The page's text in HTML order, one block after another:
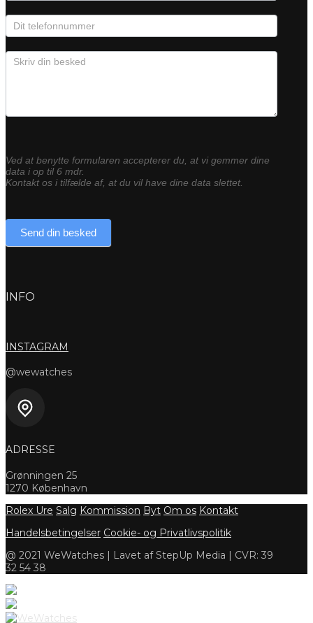
Ved at benytte formularen accepterer du, at vi gemmer dine
data i op til 6 mdr.
Kontakt os i tilfælde af, at du vil have dine data slettet.
Send din besked
INFO
INSTAGRAM
@wewatches
ADRESSE
Grønningen 25
1270 København
Rolex Ure Salg Kommission Byt Om os Kontakt
Handelsbetingelser Cookie- og Privatlivspolitik
@ 2021 WeWatches | Lavet af StepUp Media | CVR: 39
32 54 38